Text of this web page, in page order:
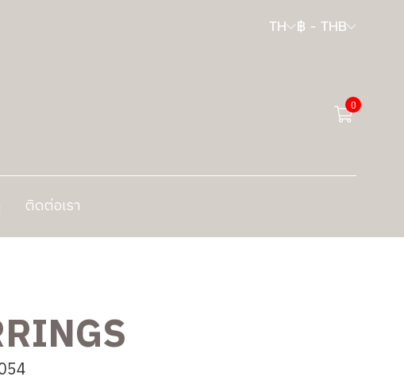
TH ฿ - THB
0
ติดต่อเรา